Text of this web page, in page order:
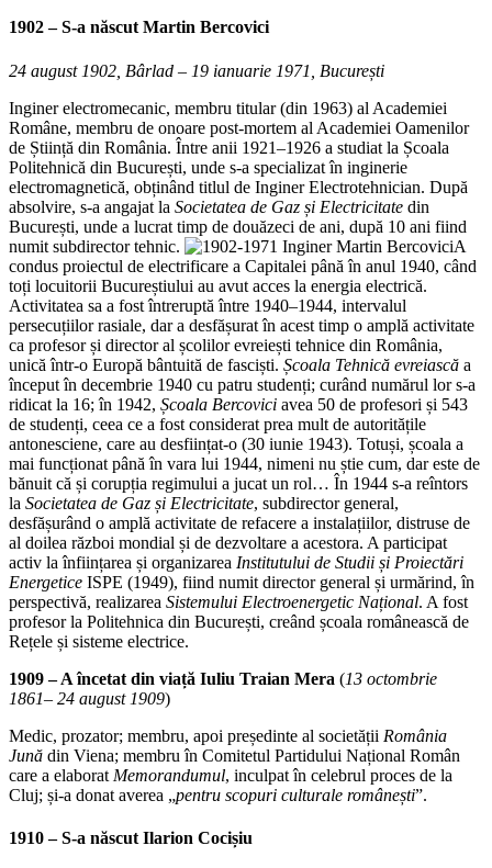
1902 – S-a născut Martin Bercovici
24 august 1902, Bârlad – 19 ianuarie 1971, București
Inginer electromecanic, membru titular (din 1963) al Academiei
Române, membru de onoare post-mortem al Academiei Oamenilor
de Știință din România. Între anii 1921–1926 a studiat la Școala
Politehnică din București, unde s-a specializat în inginerie
electromagnetică, obținând titlul de Inginer Electrotehnician. După
absolvire, s-a angajat la Societatea de Gaz și Electricitate din
București, unde a lucrat timp de douăzeci de ani, după 10 ani fiind
numit subdirector tehnic.
A
condus proiectul de electrificare a Capitalei până în anul 1940, când
toți locuitorii Bucureștiului au avut acces la energia electrică.
Activitatea sa a fost întreruptă între 1940–1944, intervalul
persecuțiilor rasiale, dar a desfășurat în acest timp o amplă activitate
ca profesor și director al școlilor evreiești tehnice din România,
unică într-o Europă bântuită de fasciști. Școala Tehnică evreiască a
început în decembrie 1940 cu patru studenți; curând numărul lor s-a
ridicat la 16; în 1942, Școala Bercovici avea 50 de profesori și 543
de studenți, ceea ce a fost considerat prea mult de autoritățile
antonesciene, care au desființat-o (30 iunie 1943). Totuși, școala a
mai funcționat până în vara lui 1944, nimeni nu știe cum, dar este de
bănuit că și corupția regimului a jucat un rol… În 1944 s-a reîntors
la Societatea de Gaz și Electricitate, subdirector general,
desfășurând o amplă activitate de refacere a instalațiilor, distruse de
al doilea război mondial și de dezvoltare a acestora. A participat
activ la înființarea și organizarea Institutului de Studii și Proiectări
Energetice ISPE (1949), fiind numit director general și urmărind, în
perspectivă, realizarea Sistemului Electroenergetic Național. A fost
profesor la Politehnica din București, creând școala românească de
Rețele și sisteme electrice.
1909 – A încetat din viață Iuliu Traian Mera (13 octombrie
1861– 24 august 1909)
Medic, prozator; membru, apoi președinte al societății România
Jună din Viena; membru în Comitetul Partidului Național Român
care a elaborat Memorandumul, inculpat în celebrul proces de la
Cluj; și-a donat averea „pentru scopuri culturale românești”.
1910 – S-a născut Ilarion Cocișiu